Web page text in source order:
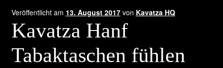
Maßgeschneidert
Kontakt
Veröffentlicht am 13. August 2017 von Kavatza HQ
Kavatza Hanf
Tabaktaschen fühlen